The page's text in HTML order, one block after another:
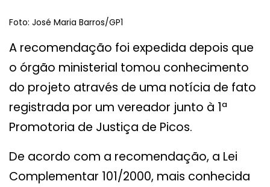
Foto: José Maria Barros/GP1
A recomendação foi expedida depois que
o órgão ministerial tomou conhecimento
do projeto através de uma notícia de fato
registrada por um vereador junto à 1ª
Promotoria de Justiça de Picos.
De acordo com a recomendação, a Lei
Complementar 101/2000, mais conhecida